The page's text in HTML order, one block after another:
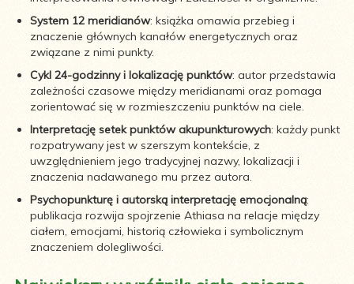
System 12 meridianów: książka omawia przebieg i
znaczenie głównych kanałów energetycznych oraz
związane z nimi punkty.
Cykl 24-godzinny i lokalizację punktów: autor przedstawia
zależności czasowe między meridianami oraz pomaga
zorientować się w rozmieszczeniu punktów na ciele.
Interpretację setek punktów akupunkturowych: każdy punkt
rozpatrywany jest w szerszym kontekście, z
uwzględnieniem jego tradycyjnej nazwy, lokalizacji i
znaczenia nadawanego mu przez autora.
Psychopunkturę i autorską interpretację emocjonalną:
publikacja rozwija spojrzenie Athiasa na relacje między
ciałem, emocjami, historią człowieka i symbolicznym
znaczeniem dolegliwości.